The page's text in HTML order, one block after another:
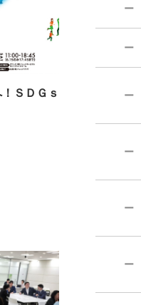
ＳＤＧｓ